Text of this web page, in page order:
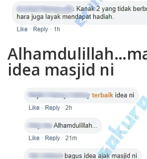
idea masjid ni